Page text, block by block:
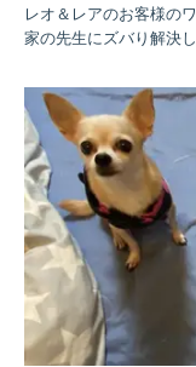
レオ＆レアのお客様の
家の先生にズバり解決